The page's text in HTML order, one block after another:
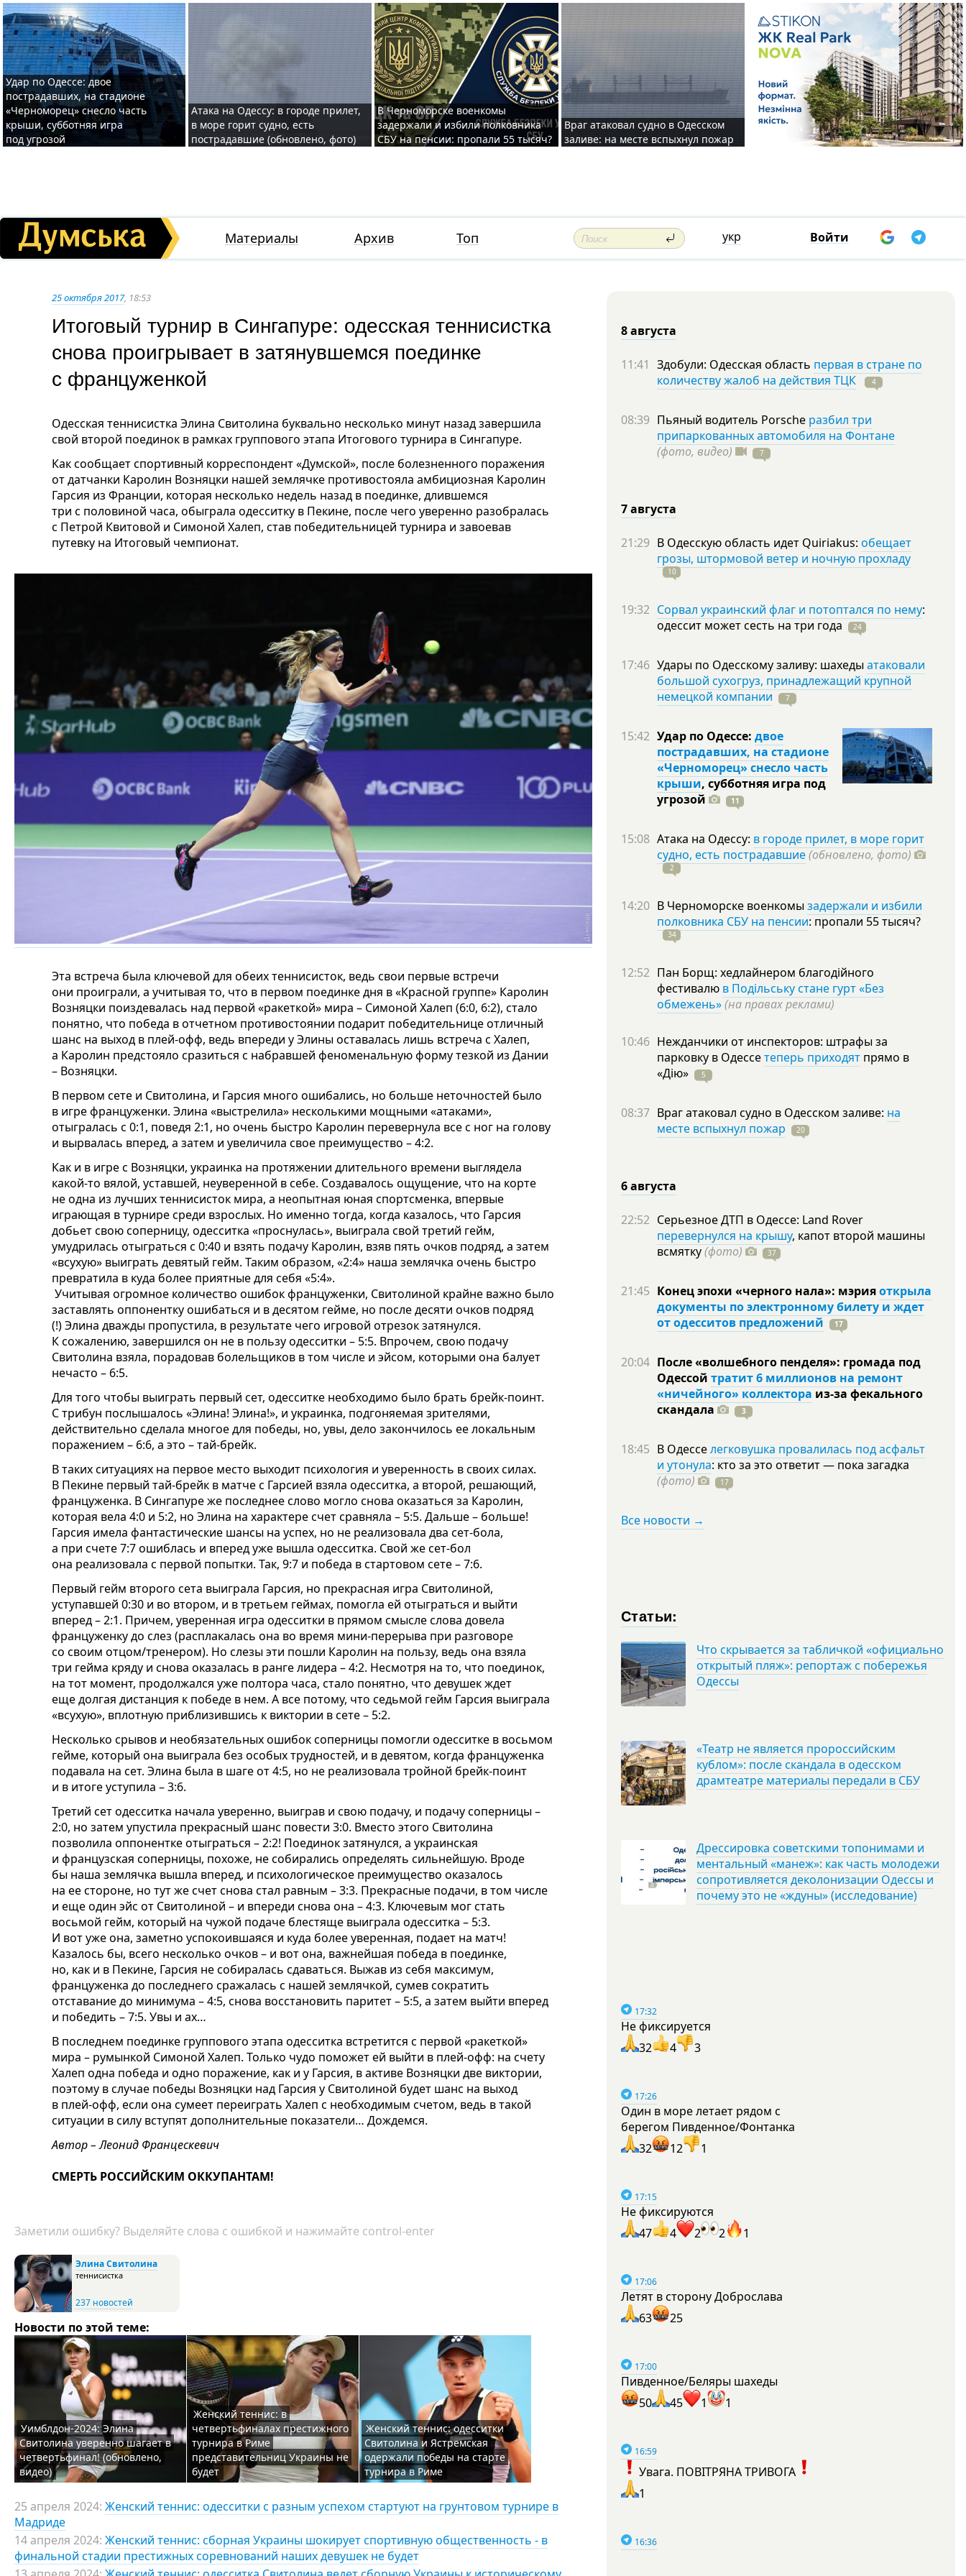
Удар по Одессе: двое
пострадавших, на стадионе
«Черноморец» снесло часть
крыши, субботняя игра
под угрозой
Атака на Одессу: в городе прилет,
в море горит судно, есть
пострадавшие (обновлено, фото)
В Черноморске военкомы
задержали и избили полковника
СБУ на пенсии: пропали 55 тысяч?
Враг атаковал судно в Одесском
заливе: на месте вспыхнул пожар
Материалы Архив Топ укр Войти
25 октября 2017, 18:53
Итоговый турнир в Сингапуре: одесская теннисистка
снова проигрывает в затянувшемся поединке
с француженкой
Одесская теннисистка Элина Свитолина буквально несколько минут назад завершила
свой второй поединок в рамках группового этапа Итогового турнира в Сингапуре.
Как сообщает спортивный корреспондент «Думской», после болезненного поражения
от датчанки Каролин Возняцки нашей землячке противостояла амбициозная Каролин
Гарсия из Франции, которая несколько недель назад в поединке, длившемся
три с половиной часа, обыграла одесситку в Пекине, после чего уверенно разобралась
с Петрой Квитовой и Симоной Халеп, став победительницей турнира и завоевав
путевку на Итоговый чемпионат.
Эта встреча была ключевой для обеих теннисисток, ведь свои первые встречи
они проиграли, а учитывая то, что в первом поединке дня в «Красной группе» Каролин
Возняцки поиздевалась над первой «ракеткой» мира – Симоной Халеп (6:0, 6:2), стало
понятно, что победа в отчетном противостоянии подарит победительнице отличный
шанс на выход в плей-офф, ведь впереди у Элины оставалась лишь встреча с Халеп,
а Каролин предстояло сразиться с набравшей феноменальную форму тезкой из Дании
– Возняцки.
В первом сете и Свитолина, и Гарсия много ошибались, но больше неточностей было
в игре француженки. Элина «выстрелила» несколькими мощными «атаками»,
отыгралась с 0:1, поведя 2:1, но очень быстро Каролин перевернула все с ног на голову
и вырвалась вперед, а затем и увеличила свое преимущество – 4:2.
Как и в игре с Возняцки, украинка на протяжении длительного времени выглядела
какой-то вялой, уставшей, неуверенной в себе. Создавалось ощущение, что на корте
не одна из лучших теннисисток мира, а неопытная юная спортсменка, впервые
играющая в турнире среди взрослых. Но именно тогда, когда казалось, что Гарсия
добьет свою соперницу, одесситка «проснулась», выиграла свой третий гейм,
умудрилась отыграться с 0:40 и взять подачу Каролин, взяв пять очков подряд, а затем
«всухую» выиграть девятый гейм. Таким образом, «2:4» наша землячка очень быстро
превратила в куда более приятные для себя «5:4».
Учитывая огромное количество ошибок француженки, Свитолиной крайне важно было
заставлять оппонентку ошибаться и в десятом гейме, но после десяти очков подряд
(!) Элина дважды пропустила, в результате чего игровой отрезок затянулся.
К сожалению, завершился он не в пользу одесситки – 5:5. Впрочем, свою подачу
Свитолина взяла, порадовав болельщиков в том числе и эйсом, которыми она балует
нечасто – 6:5.
Для того чтобы выиграть первый сет, одесситке необходимо было брать брейк-поинт.
С трибун послышалось «Элина! Элина!», и украинка, подгоняемая зрителями,
действительно сделала многое для победы, но, увы, дело закончилось ее локальным
поражением – 6:6, а это – тай-брейк.
В таких ситуациях на первое место выходит психология и уверенность в своих силах.
В Пекине первый тай-брейк в матче с Гарсией взяла одесситка, а второй, решающий,
француженка. В Сингапуре же последнее слово могло снова оказаться за Каролин,
которая вела 4:0 и 5:2, но Элина на характере счет сравняла – 5:5. Дальше – больше!
Гарсия имела фантастические шансы на успех, но не реализовала два сет-бола,
а при счете 7:7 ошиблась и вперед уже вышла одесситка. Свой же сет-бол
она реализовала с первой попытки. Так, 9:7 и победа в стартовом сете – 7:6.
Первый гейм второго сета выиграла Гарсия, но прекрасная игра Свитолиной,
уступавшей 0:30 и во втором, и в третьем геймах, помогла ей отыграться и выйти
вперед – 2:1. Причем, уверенная игра одесситки в прямом смысле слова довела
француженку до слез (расплакалась она во время мини-перерыва при разговоре
со своим отцом/тренером). Но слезы эти пошли Каролин на пользу, ведь она взяла
три гейма кряду и снова оказалась в ранге лидера – 4:2. Несмотря на то, что поединок,
на тот момент, продолжался уже полтора часа, стало понятно, что девушек ждет
еще долгая дистанция к победе в нем. А все потому, что седьмой гейм Гарсия выиграла
«всухую», вплотную приблизившись к виктории в сете – 5:2.
Несколько срывов и необязательных ошибок соперницы помогли одесситке в восьмом
гейме, который она выиграла без особых трудностей, и в девятом, когда француженка
подавала на сет. Элина была в шаге от 4:5, но не реализовала тройной брейк-поинт
и в итоге уступила – 3:6.
Третий сет одесситка начала уверенно, выиграв и свою подачу, и подачу соперницы –
2:0, но затем упустила прекрасный шанс повести 3:0. Вместо этого Свитолина
позволила оппонентке отыграться – 2:2! Поединок затянулся, а украинская
и французская соперницы, похоже, не собирались определять сильнейшую. Вроде
бы наша землячка вышла вперед, и психологическое преимущество оказалось
на ее стороне, но тут же счет снова стал равным – 3:3. Прекрасные подачи, в том числе
и еще один эйс от Свитолиной – и впереди снова она – 4:3. Ключевым мог стать
восьмой гейм, который на чужой подаче блестяще выиграла одесситка – 5:3.
И вот уже она, заметно успокоившаяся и куда более уверенная, подает на матч!
Казалось бы, всего несколько очков – и вот она, важнейшая победа в поединке,
но, как и в Пекине, Гарсия не собиралась сдаваться. Выжав из себя максимум,
француженка до последнего сражалась с нашей землячкой, сумев сократить
отставание до минимума – 4:5, снова восстановить паритет – 5:5, а затем выйти вперед
и победить – 7:5. Увы и ах…
В последнем поединке группового этапа одесситка встретится с первой «ракеткой»
мира – румынкой Симоной Халеп. Только чудо поможет ей выйти в плей-офф: на счету
Халеп одна победа и одно поражение, как и у Гарсия, в активе Возняцки две виктории,
поэтому в случае победы Возняцки над Гарсия у Свитолиной будет шанс на выход
в плей-офф, если она сумеет переиграть Халеп с необходимым счетом, ведь в такой
ситуации в силу вступят дополнительные показатели… Дождемся.
Автор – Леонид Францескевич
СМЕРТЬ РОССИЙСКИМ ОККУПАНТАМ!
Заметили ошибку? Выделяйте слова с ошибкой и нажимайте control-enter
Элина Свитолина
теннисистка
237 новостей
Новости по этой теме:
Уимблдон-2024: Элина
Свитолина уверенно шагает в
четвертьфинал! (обновлено,
видео)
Женский теннис: в
четвертьфиналах престижного
турнира в Риме
представительниц Украины не
будет
Женский теннис: одесситки
Свитолина и Ястремская
одержали победы на старте
турнира в Риме
25 апреля 2024: Женский теннис: одесситки с разным успехом стартуют на грунтовом турнире в
Мадриде
14 апреля 2024: Женский теннис: сборная Украины шокирует спортивную общественность - в
финальной стадии престижных соревнований наших девушек не будет
8 августа
11:41 Здобули: Одесская область первая в стране по
количеству жалоб на действия ТЦК
4
08:39 Пьяный водитель Porsche разбил три
припаркованных автомобиля на Фонтане
(фото, видео)
7
7 августа
21:29 В Одесскую область идет Quiriakus: обещает
грозы, штормовой ветер и ночную прохладу
10
19:32 Сорвал украинский флаг и потоптался по нему:
одессит может сесть на три года 24
17:46 Удары по Одесскому заливу: шахеды атаковали
большой сухогруз, принадлежащий крупной
немецкой компании
7
15:42 Удар по Одессе: двое
пострадавших, на стадионе
«Черноморец» снесло часть
крыши, субботняя игра под
угрозой
11
15:08 Атака на Одессу: в городе прилет, в море горит
судно, есть пострадавшие(обновлено, фото)
2
14:20 В Черноморске военкомы задержали и избили
полковника СБУ на пенсии: пропали 55тысяч?
34
12:52 Пан Борщ: хедлайнером благодійного
фестивалю в Подільську стане гурт «Без
обмежень»(на правах реклами)
10:46 Нежданчики от инспекторов: штрафы за
парковку в Одессетеперь приходят прямо в
«Дію»
5
08:37 Враг атаковал судно в Одесском заливе: на
месте вспыхнул пожар
20
6 августа
22:52 Серьезное ДТП в Одессе: Land Rover
перевернулся на крышу, капот второй машины
всмятку(фото) 37
21:45 Конец эпохи «черного нала»: мэрияоткрыла
документы по электронному билету и ждет
от одесситов предложений
17
20:04 После «волшебного пенделя»: громада под
Одессой тратит 6 миллионов на ремонт
«ничейного» коллектора из-за фекального
скандала
3
18:45 В Одесселегковушка провалилась под асфальт
и утонула: кто за это ответит — пока загадка
(фото)
17
Все новости →
Статьи:
Что скрывается за табличкой «официально
открытый пляж»: репортаж с побережья
Одессы
«Театр не является пророссийским
кублом»: после скандала в одесском
драмтеатре материалы передали в СБУ
Дрессировка советскими топонимами и
ментальный «манеж»: как часть молодежи
сопротивляется деколонизации Одессы и
почему это не «ждуны» (исследование)
17:32
Не фиксируется
32
4 3
17:26
Один в море летает рядом с
берегом Пивденное/Фонтанка
32
12 1
17:15
Не фиксируются
47
4 2 2 1
17:06
Летят в сторону Доброслава
63
25
17:00
Пивденное/Беляры шахеды
50
45 1 1
16:59
Увага. ПОВІТРЯНА ТРИВОГА
1
16:36